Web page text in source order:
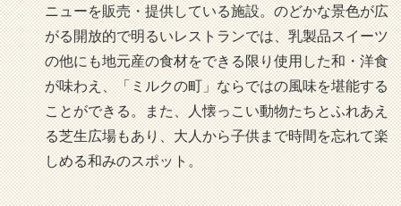
ニューを販売・提供している施設。のどかな景色が広
がる開放的で明るいレストランでは、乳製品スイーツ
の他にも地元産の食材をできる限り使用した和・洋食
が味わえ、「ミルクの町」ならではの風味を堪能する
ことができる。また、人懐っこい動物たちとふれあえ
る芝生広場もあり、大人から子供まで時間を忘れて楽
しめる和みのスポット。